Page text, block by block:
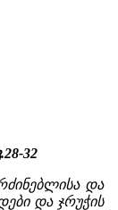
32
და
და ჯრუჭის